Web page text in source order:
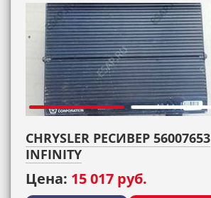
CHRYSLER РЕСИВЕР 56007653
INFINITY
Цена: 15 017 руб.